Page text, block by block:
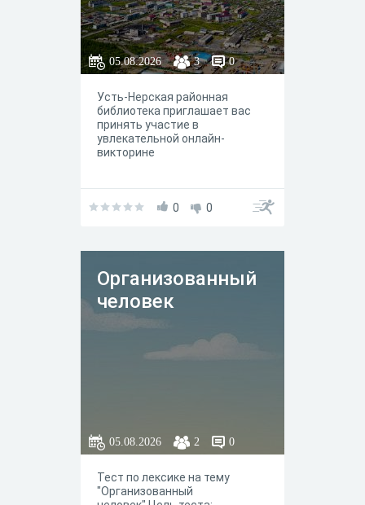
05.08.2026 3 0
Усть-Нерская районная
библиотека приглашает вас
принять участие в
увлекательной онлайн-
викторине
0 0
Организованный
человек
05.08.2026 2 0
Тест по лексике на тему
"Организованный